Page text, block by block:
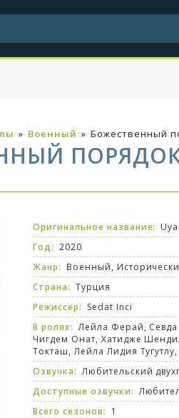
» Военный » Божественный
Оригинальное название:
Год: 2020
Жанр: Военный,
Страна: Турция
Режиссер: Sedat Inci
В ролях: Лейла Ферай,
Чигдем Онат, Хатидже
Токташ, Лейла Лидия
Озвучка: Любительский
Доступные озвучки:
Всего сезонов: 1